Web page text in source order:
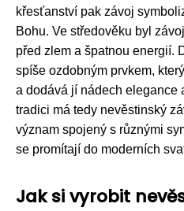
křesťanství pak závoj
Bohu. Ve středověku byl
před zlem a špatnou energií.
spíše ozdobným prvkem,
a dodává jí nádech elegance
tradici má tedy nevěstinský
význam spojený s různými
se promítají do moderních
Jak si vyrobit